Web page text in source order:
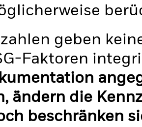
geben
Faktoren
ändern die
beschränken